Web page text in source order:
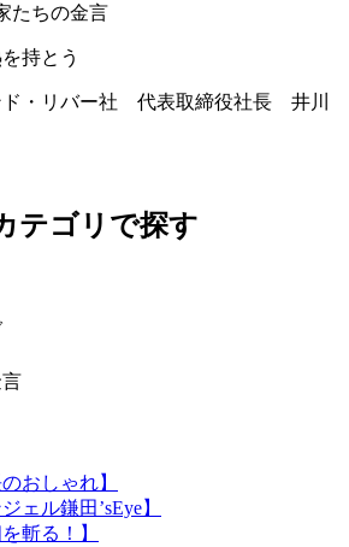
たちの金言
持とう
ド・リバー社 代表取締役社長 井川
テゴリで探す
おしゃれ】
ェル鎌田’sEye】
斬る！】